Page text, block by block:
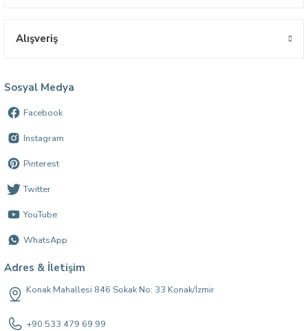
Alışveriş
Sosyal Medya
Facebook
Instagram
Pinterest
Twitter
YouTube
WhatsApp
Adres & İletişim
Konak Mahallesi 846 Sokak No: 33 Konak/İzmir
+90 533 479 69 99